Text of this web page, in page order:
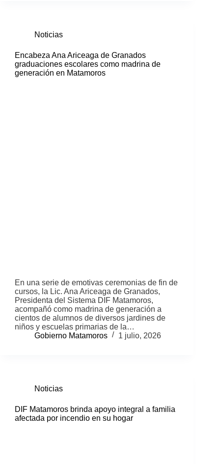
Noticias
Encabeza Ana Ariceaga de Granados
graduaciones escolares como madrina de
generación en Matamoros
En una serie de emotivas ceremonias de fin de
cursos, la Lic. Ana Ariceaga de Granados,
Presidenta del Sistema DIF Matamoros,
acompañó como madrina de generación a
cientos de alumnos de diversos jardines de
niños y escuelas primarias de la…
Gobierno Matamoros
1 julio, 2026
Noticias
DIF Matamoros brinda apoyo integral a familia
afectada por incendio en su hogar